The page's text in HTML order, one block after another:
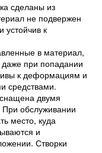
сделаны из
не подвержен
устойчив к
в материал,
при попадании
к деформациям и
средствами.
двумя
обслуживании
место, куда
и
Створки